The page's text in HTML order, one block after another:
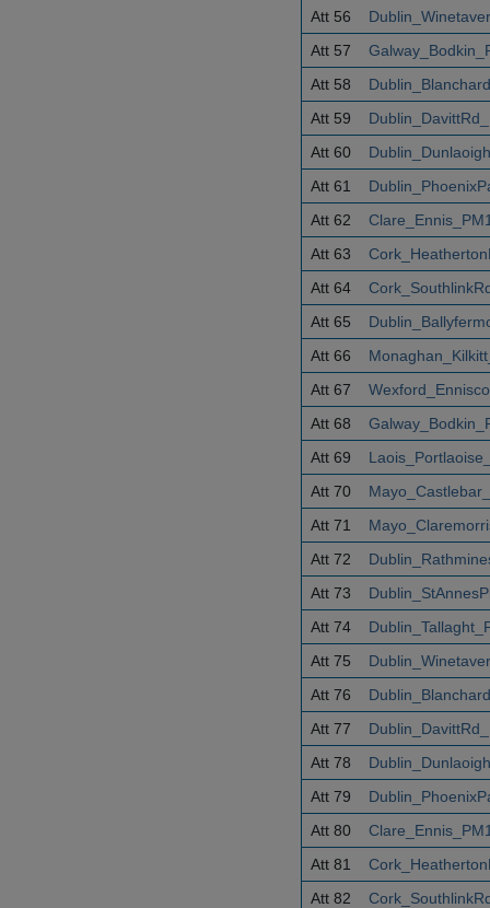
Att 56
Att 57
Att 58
Att 59
Att 60
Att 61
Att 62
Att 63
Att 64
Att 65
Att 66
Att 67
Att 68
Att 69
Att 70
Att 71
Att 72
Att 73
Att 74
Att 75
Att 76
Att 77
Att 78
Att 79
Att 80
Att 81
Att 82